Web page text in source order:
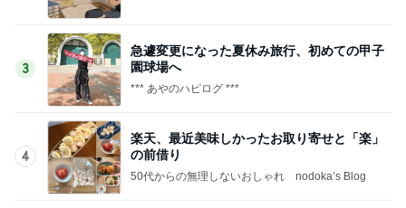
3
急遽変更になった夏休み旅行、初めての甲子
園球場へ
*** あやのハピログ ***
4
楽天、最近美味しかったお取り寄せと「楽」
の前借り
50代からの無理しないおしゃれ nodoka’s Blog